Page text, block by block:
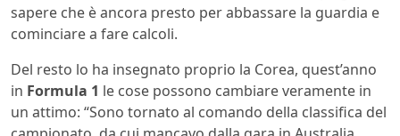
sapere che è ancora presto per abbassare la guardia e
cominciare a fare calcoli.
Del resto lo ha insegnato proprio la Corea, quest’anno
in Formula 1 le cose possono cambiare veramente in
un attimo: “Sono tornato al comando della classifica del